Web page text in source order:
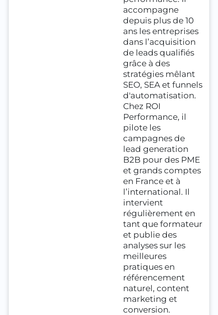
accompagne
depuis plus de 10
ans les entreprises
dans l’acquisition
de leads qualifiés
grâce à des
stratégies mêlant
SEO, SEA et funnels
d'automatisation.
Chez ROI
Performance, il
pilote les
campagnes de
lead generation
B2B pour des PME
et grands comptes
en France et à
l’international. Il
intervient
régulièrement en
tant que formateur
et publie des
analyses sur les
meilleures
pratiques en
référencement
naturel, content
marketing et
conversion.